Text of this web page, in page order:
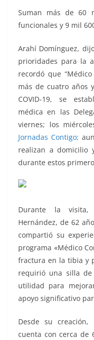
Suman más de 60
funcionales y 9 mil
Arahí Domínguez,
prioridades para la
recordó que
más de cuatro años
COVID-19, se
médica en las
viernes; los
Jornadas Contigo;
realizan a domicilio
durante estos
Durante la visita,
Hernández, de 62
compartió su
programa «Médico
fractura en la tibia y
requirió una silla
utilidad para
apoyo significativo
Desde su
cuenta con cerca de